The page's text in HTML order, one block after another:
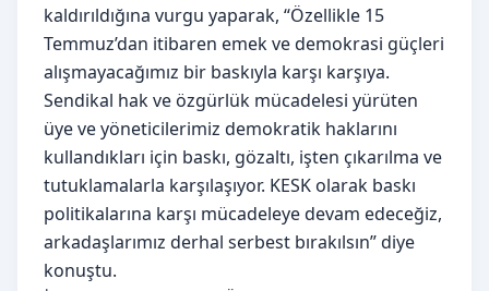
kaldırıldığına vurgu yaparak, “Özellikle 15
Temmuz’dan itibaren emek ve demokrasi güçleri
alışmayacağımız bir baskıyla karşı karşıya.
Sendikal hak ve özgürlük mücadelesi yürüten
üye ve yöneticilerimiz demokratik haklarını
kullandıkları için baskı, gözaltı, işten çıkarılma ve
tutuklamalarla karşılaşıyor. KESK olarak baskı
politikalarına karşı mücadeleye devam edeceğiz,
arkadaşlarımız derhal serbest bırakılsın” diye
konuştu.